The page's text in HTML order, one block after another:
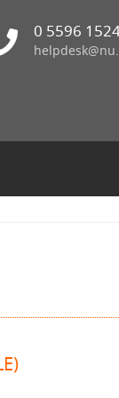
0 5596